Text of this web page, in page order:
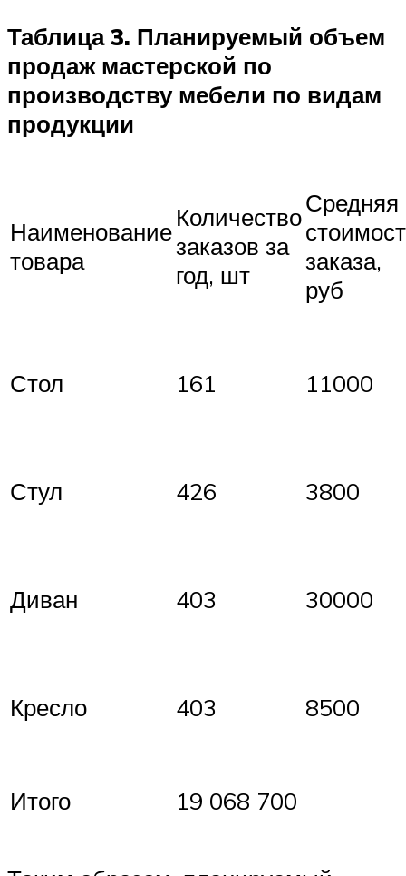
Таблица 3. Планируемый объем
продаж мастерской по
производству мебели по видам
продукции
Наименование
товара
Количество
заказов за
год, шт
Средняя
заказа,
руб
Стол 161 11000
Стул 426 3800
Диван 403 30000
Кресло 403 8500
Итого 19 068 700